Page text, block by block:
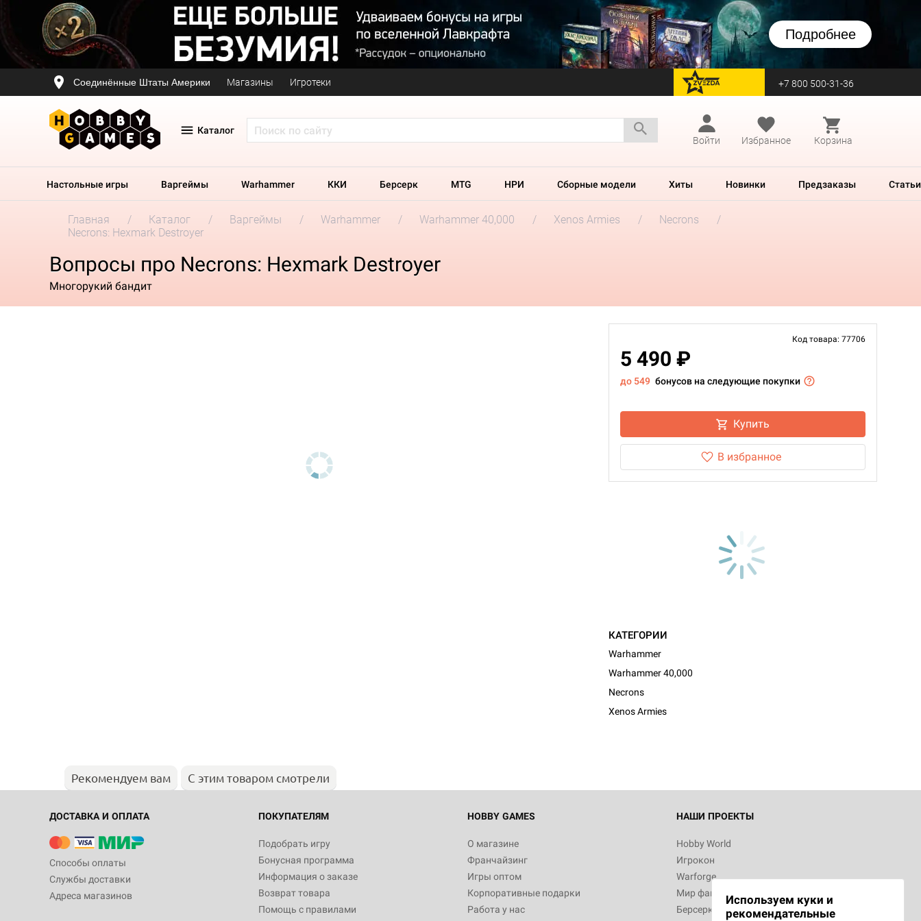
Подробнее
Соединённые Штаты Америки Магазины Игротеки перейти на Zvezda +7 800 500-31-36
Каталог
Войти
Избранное Корзина
Настольные игры Варгеймы Warhammer ККИ Берсерк MTG НРИ Сборные модели Хиты Новинки Предзаказы Статьи
Главная Каталог Варгеймы Warhammer Warhammer 40,000 Xenos Armies
Necrons
Necrons: Hexmark Destroyer
Вопросы про Necrons: Hexmark Destroyer
Многорукий бандит
Код товара: 77706
5 490 ₽
до 549 бонусов на следующие покупки
Купить
В избранное
КАТЕГОРИИ
Warhammer
Warhammer 40,000
Necrons
Xenos Armies
Рекомендуем вам С этим товаром смотрели
ДОСТАВКА И ОПЛАТА
Способы оплаты
Службы доставки
Адреса магазинов
ПОКУПАТЕЛЯМ
Подобрать игру
Бонусная программа
Информация о заказе
Возврат товара
Помощь с правилами
HOBBY GAMES
О магазине
Франчайзинг
Игры оптом
Корпоративные подарки
Работа у нас
НАШИ ПРОЕКТЫ
Hobby World
Игрокон
Warforge
Мир фантастики
Берсерк
Используем куки и
рекомендательные